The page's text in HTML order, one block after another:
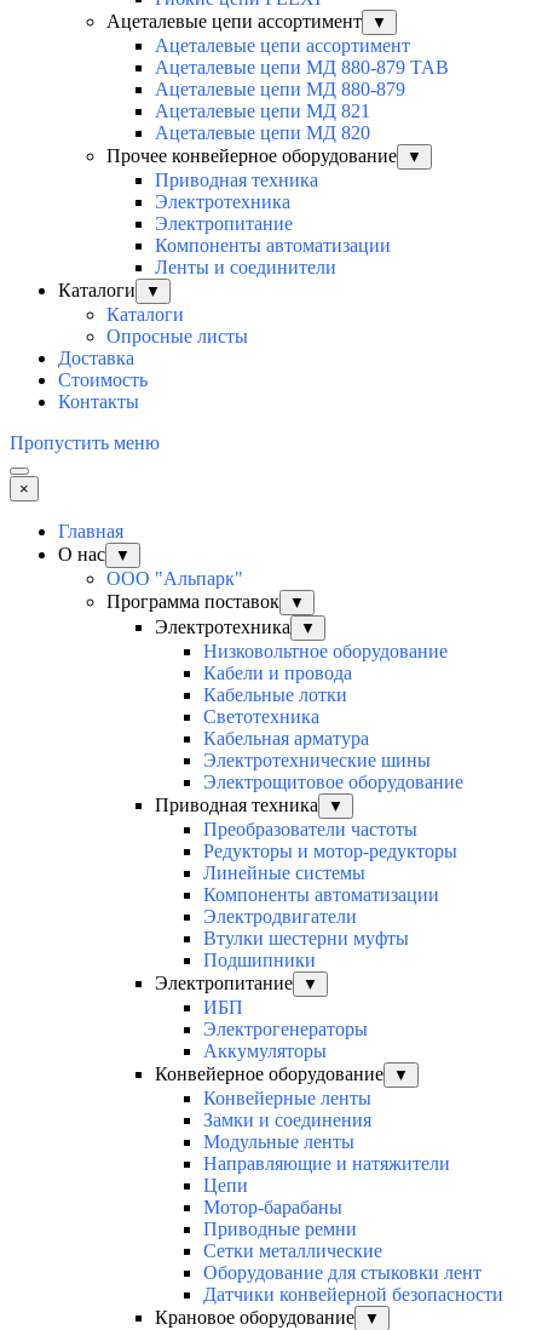
Ацеталевые цепи ассортимент
▼
Ацеталевые цепи ассортимент
Ацеталевые цепи МД 880-879 ТАВ
Ацеталевые цепи МД 880-879
Ацеталевые цепи МД 821
Ацеталевые цепи МД 820
Прочее конвейерное оборудование
▼
Приводная техника
Электротехника
Электропитание
Компоненты автоматизации
Ленты и соединители
Каталоги
▼
Каталоги
Опросные листы
Доставка
Стоимость
Контакты
Пропустить меню
×
Главная
О нас
▼
ООО "Альпарк"
Программа поставок
▼
Электротехника ▼
Низковольтное оборудование
Кабели и провода
Кабельные лотки
Светотехника
Кабельная арматура
Электротехнические шины
Электрощитовое оборудование
Приводная техника
▼
Преобразователи частоты
Редукторы и мотор-редукторы
Линейные системы
Компоненты автоматизации
Электродвигатели
Втулки шестерни муфты
Подшипники
Электропитание
▼
ИБП
Электрогенераторы
Аккумуляторы
Конвейерное оборудование
▼
Конвейерные ленты
Замки и соединения
Модульные ленты
Направляющие и натяжители
Цепи
Мотор-барабаны
Приводные ремни
Сетки металлические
Оборудование для стыковки лент
Датчики конвейерной безопасности
Крановое оборудование
▼